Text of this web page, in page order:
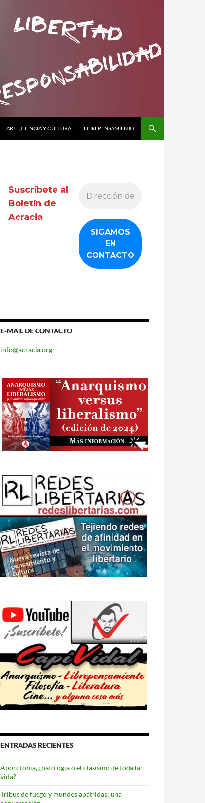
ARTE, CIENCIA Y CULTURA LIBREPENSAMIENTO
Suscríbete al
Boletín de
Acracia
E-MAIL DE CONTACTO
info@acracia.org
ENTRADAS RECIENTES
Aporofobia, ¿patología o el clasismo de toda la
vida?
Tribus de fuego y mundos apátridas: una